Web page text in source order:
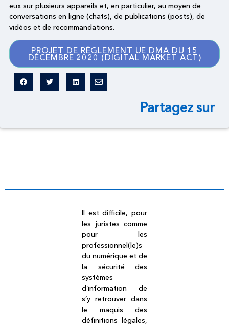
eux sur plusieurs appareils et, en particulier, au moyen de
conversations en ligne (chats), de publications (posts), de
vidéos et de recommandations.
PROJET DE RÈGLEMENT UE DMA DU 15
DÉCEMBRE 2020 (DIGITAL MARKET ACT)
Partagez sur
Il est difficile, pour
les juristes comme
pour les
professionnel(le)s
du numérique et de
la sécurité des
systèmes
d’information de
s’y retrouver dans
le maquis des
définitions légales,